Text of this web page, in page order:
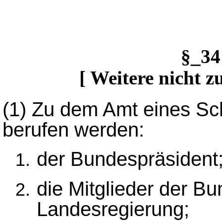
[ Weitere nicht
(1) Zu dem Amt eines
berufen werden:
der
die Mitglieder der
Landesregierung;